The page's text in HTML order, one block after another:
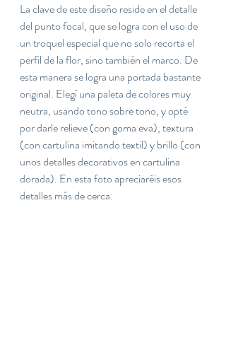
La clave de este diseño reside en el detalle
del punto focal, que se logra con el uso de
un troquel especial que no solo recorta el
perfil de la flor, sino también el marco. De
esta manera se logra una portada bastante
original. Elegí una paleta de colores muy
neutra, usando tono sobre tono, y opté
por darle relieve (con goma eva), textura
(con cartulina imitando textil) y brillo (con
unos detalles decorativos en cartulina
dorada). En esta foto apreciaréis esos
detalles más de cerca: